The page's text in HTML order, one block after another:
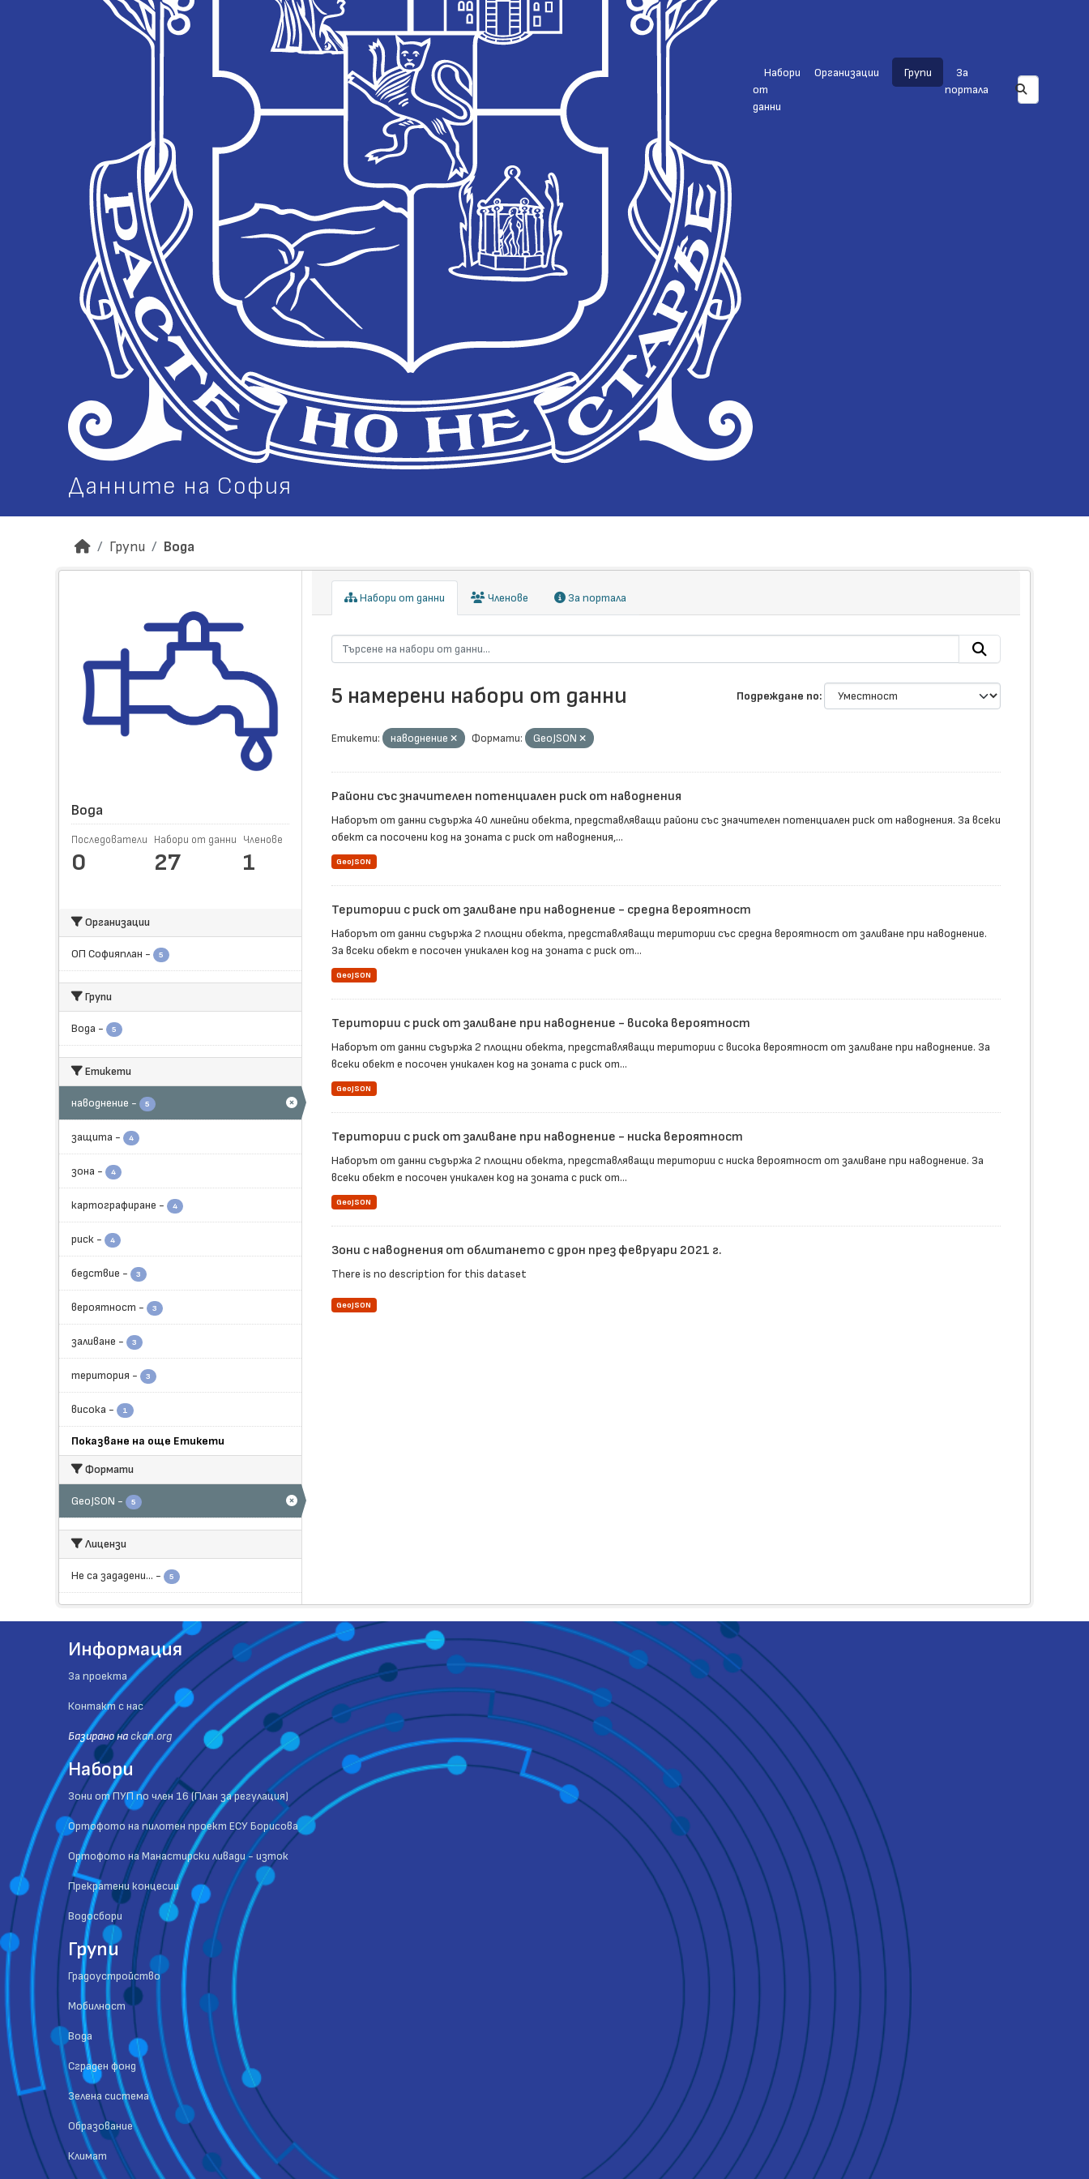
Данните на София
Набори
от
данни
Организации Групи
За
портала
Групи Вода
Вода
Последователи
0
Набори от данни
27
Членове
1
Организации
ОП Софияплан - 5
Групи
Вода - 5
Етикети
наводнение - 5
защита - 4
зона - 4
картографиране - 4
риск - 4
бедствие - 3
вероятност - 3
заливане - 3
територия - 3
висока - 1
Показване на още Етикети
Формати
GeoJSON - 5
Лицензи
Не са зададени... - 5
Набори от данни Членове За портала
Подреждане по
5 намерени набори от данни
Етикети: наводнение Формати: GeoJSON
Райони със значителен потенциален риск от наводнения
Наборът от данни съдържа 40 линейни обекта, представляващи райони със значителен потенциален риск от наводнения. За всеки
обект са посочени код на зоната с риск от наводнения,...
GeoJSON
Територии с риск от заливане при наводнение - средна вероятност
Наборът от данни съдържа 2 площни обекта, представляващи територии със средна вероятност от заливане при наводнение.
За всеки обект е посочен уникален код на зоната с риск от...
GeoJSON
Територии с риск от заливане при наводнение - висока вероятност
Наборът от данни съдържа 2 площни обекта, представляващи територии с висока вероятност от заливане при наводнение. За
всеки обект е посочен уникален код на зоната с риск от...
GeoJSON
Територии с риск от заливане при наводнение - ниска вероятност
Наборът от данни съдържа 2 площни обекта, представляващи територии с ниска вероятност от заливане при наводнение. За
всеки обект е посочен уникален код на зоната с риск от...
GeoJSON
Зони с наводнения от облитането с дрон през февруари 2021 г.
There is no description for this dataset
GeoJSON
Информация
За проекта
Контакт с нас
Базиранo на ckan.org
Набори
Зони от ПУП по член 16 (План за регулация)
Ортофото на пилотен проект ЕСУ Борисова
Ортофото на Манастирски ливади - изток
Прекратени концесии
Водосбори
Групи
Градоустройство
Мобилност
Вода
Сграден фонд
Зелена система
Образование
Климат